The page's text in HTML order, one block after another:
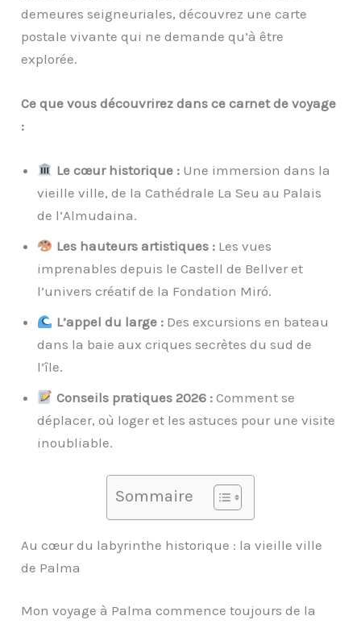
demeures seigneuriales, découvrez une carte
postale vivante qui ne demande qu’à être
explorée.
Ce que vous découvrirez dans ce carnet de voyage
:
Le cœur historique :Une immersion dans la
vieille ville, de la Cathédrale La Seu au Palais
de l’Almudaina.
Les hauteurs artistiques :Les vues
imprenables depuis le Castell de Bellver et
l’univers créatif de la Fondation Miró.
L’appel du large :Des excursions en bateau
dans la baie aux criques secrètes du sud de
l’île.
Conseils pratiques 2026 :Comment se
déplacer, où loger et les astuces pour une visite
inoubliable.
Sommaire
Au cœur du labyrinthe historique : la vieille ville
de Palma
Mon voyage à Palma commence toujours de la